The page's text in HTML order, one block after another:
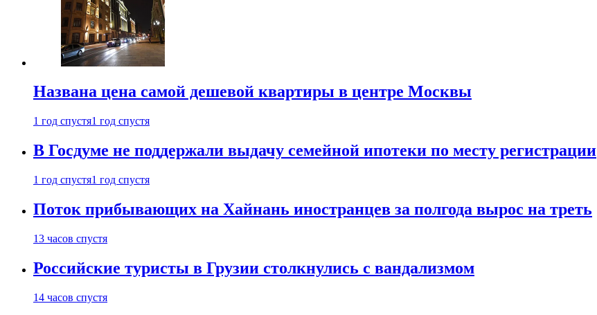
Названа цена самой дешевой квартиры в центре Москвы
1 год спустя1 год спустя
В Госдуме не поддержали выдачу семейной ипотеки по месту регистрации
1 год спустя1 год спустя
Поток прибывающих на Хайнань иностранцев за полгода вырос на треть
13 часов спустя
Российские туристы в Грузии столкнулись с вандализмом
14 часов спустя